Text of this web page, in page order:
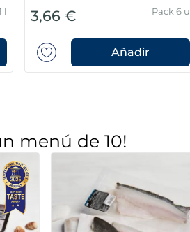
l 3,66 € Pack 6 u
Añadir
menú de 10!